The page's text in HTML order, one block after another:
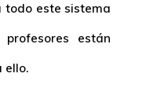
todo este sistema
están
ello.